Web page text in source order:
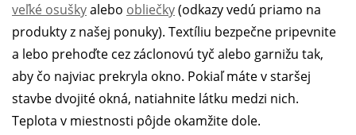
veľké osuškyalebo obliečky(odkazy vedú priamo na
produkty z našej ponuky). Textíliu bezpečne pripevnite
a lebo prehoďte cez záclonovú tyč alebo garnižu tak,
aby čo najviac prekryla okno. Pokiaľ máte v staršej
stavbe dvojité okná, natiahnite látku medzi nich.
Teplota v miestnosti pôjde okamžite dole.